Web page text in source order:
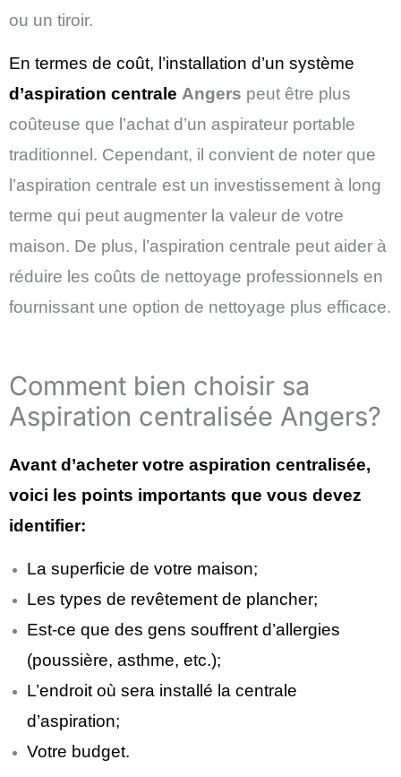
ou un tiroir.
En termes de coût, l’installation d’un système
d’aspiration centrale Angers peut être plus
coûteuse que l’achat d’un aspirateur portable
traditionnel. Cependant, il convient de noter que
l’aspiration centrale est un investissement à long
terme qui peut augmenter la valeur de votre
maison. De plus, l’aspiration centrale peut aider à
réduire les coûts de nettoyage professionnels en
fournissant une option de nettoyage plus efficace.
Comment bien choisir sa
Aspiration centralisée Angers?
Avant d’acheter votre aspiration centralisée,
voici les points importants que vous devez
identifier:
La superficie de votre maison;
Les types de revêtement de plancher;
Est-ce que des gens souffrent d’allergies
(poussière, asthme, etc.);
L’endroit où sera installé la centrale
d’aspiration;
Votre budget.